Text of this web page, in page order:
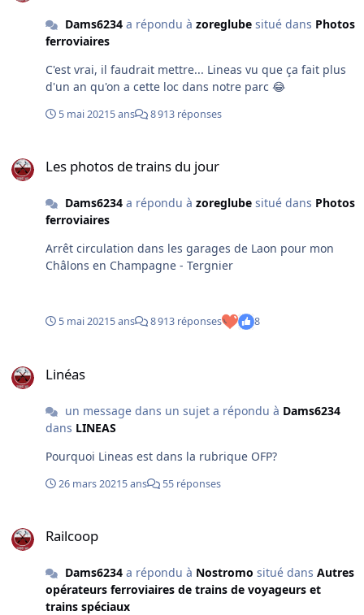
Dams6234a répondu à zoreglubesitué dans Photos
ferroviaires
C'est vrai, il faudrait mettre... Lineas vu que ça fait plus
d'un an qu'on a cette loc dans notre parc 😂
5 mai 20215 ans 8 913 réponses
Les photos de trains du jour
Dams6234a répondu à zoreglubesitué dans Photos
ferroviaires
Arrêt circulation dans les garages de Laon pour mon
Châlons en Champagne - Tergnier
5 mai 20215 ans 8 913 réponses 8
Linéas
un message dans un sujet a répondu à Dams6234
dans LINEAS
Pourquoi Lineas est dans la rubrique OFP?
26 mars 20215 ans 55 réponses
Railcoop
Dams6234a répondu à Nostromo situé dans Autres
opérateurs ferroviaires de trains de voyageurs et
trains spéciaux